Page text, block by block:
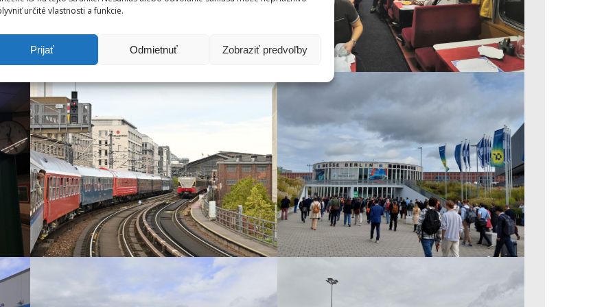
určité vlastnosti a funkcie.
Prijať Odmietnuť Zobraziť predvoľby